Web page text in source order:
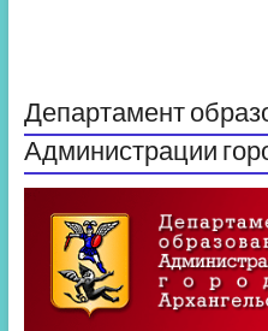
Департамент
Администрации